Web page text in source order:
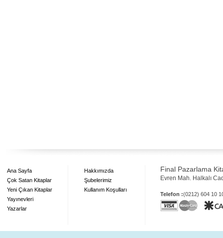
Ana Sayfa
Çok Satan Kitaplar
Yeni Çıkan Kitaplar
Yayınevleri
Yazarlar
Hakkımızda
Şubelerimiz
Kullanım Koşulları
Final Pazarlama
Evren Mah. Halkalı
Telefon :(0212) 604 10